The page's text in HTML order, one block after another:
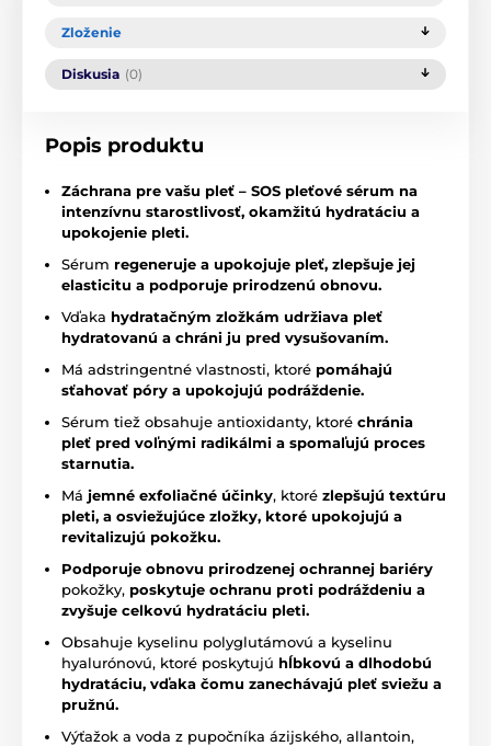
Zloženie
Diskusia (0)
Popis produktu
Záchrana pre vašu pleť – SOS pleťové sérum na
intenzívnu starostlivosť, okamžitú hydratáciu a
upokojenie pleti.
Sérum regeneruje a upokojuje pleť, zlepšuje jej
elasticitu a podporuje prirodzenú obnovu.
Vďaka hydratačným zložkám udržiava pleť
hydratovanú a chráni ju pred vysušovaním.
Má adstringentné vlastnosti, ktoré pomáhajú
sťahovať póry a upokojujú podráždenie.
Sérum tiež obsahuje antioxidanty, ktoré chránia
pleť pred voľnými radikálmi a spomaľujú proces
starnutia.
Má jemné exfoliačné účinky, ktoré zlepšujú textúru
pleti, a osviežujúce zložky, ktoré upokojujú a
revitalizujú pokožku.
Podporuje obnovu prirodzenej ochrannej bariéry
pokožky, poskytuje ochranu proti podráždeniu a
zvyšuje celkovú hydratáciu pleti.
Obsahuje kyselinu polyglutámovú a kyselinu
hyalurónovú, ktoré poskytujú hĺbkovú a dlhodobú
hydratáciu, vďaka čomu zanechávajú pleť sviežu a
pružnú.
Výťažok a voda z pupočníka ázijského, allantoin,